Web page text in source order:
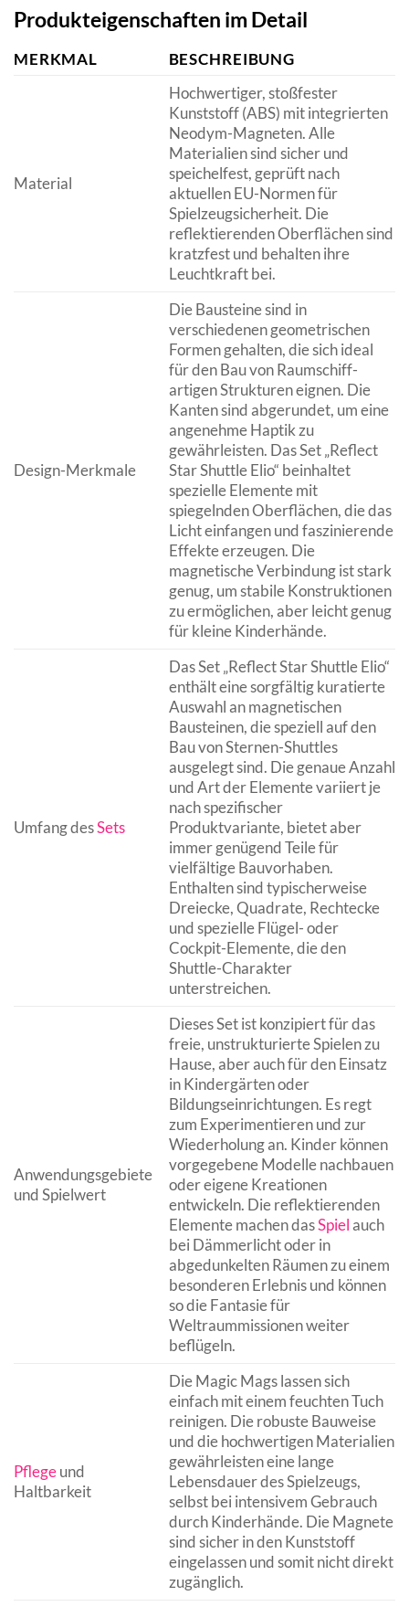
Produkteigenschaften im Detail
MERKMAL BESCHREIBUNG
Material
Hochwertiger, stoßfester
Kunststoff (ABS) mit integrierten
Neodym-Magneten. Alle
Materialien sind sicher und
speichelfest, geprüft nach
aktuellen EU-Normen für
Spielzeugsicherheit. Die
reflektierenden Oberflächen sind
kratzfest und behalten ihre
Leuchtkraft bei.
Design-Merkmale
Die Bausteine sind in
verschiedenen geometrischen
Formen gehalten, die sich ideal
für den Bau von Raumschiff-
artigen Strukturen eignen. Die
Kanten sind abgerundet, um eine
angenehme Haptik zu
gewährleisten. Das Set „Reflect
Star Shuttle Elio“ beinhaltet
spezielle Elemente mit
spiegelnden Oberflächen, die das
Licht einfangen und faszinierende
Effekte erzeugen. Die
magnetische Verbindung ist stark
genug, um stabile Konstruktionen
zu ermöglichen, aber leicht genug
für kleine Kinderhände.
Umfang desSets
Das Set „Reflect Star Shuttle Elio“
enthält eine sorgfältig kuratierte
Auswahl an magnetischen
Bausteinen, die speziell auf den
Bau von Sternen-Shuttles
ausgelegt sind. Die genaue Anzahl
und Art der Elemente variiert je
nach spezifischer
Produktvariante, bietet aber
immer genügend Teile für
vielfältige Bauvorhaben.
Enthalten sind typischerweise
Dreiecke, Quadrate, Rechtecke
und spezielle Flügel- oder
Cockpit-Elemente, die den
Shuttle-Charakter
unterstreichen.
Anwendungsgebiete
und Spielwert
Dieses Set ist konzipiert für das
freie, unstrukturierte Spielen zu
Hause, aber auch für den Einsatz
in Kindergärten oder
Bildungseinrichtungen. Es regt
zum Experimentieren und zur
Wiederholung an. Kinder können
vorgegebene Modelle nachbauen
oder eigene Kreationen
entwickeln. Die reflektierenden
Elemente machen dasSpielauch
bei Dämmerlicht oder in
abgedunkelten Räumen zu einem
besonderen Erlebnis und können
so die Fantasie für
Weltraummissionen weiter
beflügeln.
Pflegeund
Haltbarkeit
Die Magic Mags lassen sich
einfach mit einem feuchten Tuch
reinigen. Die robuste Bauweise
und die hochwertigen Materialien
gewährleisten eine lange
Lebensdauer des Spielzeugs,
selbst bei intensivem Gebrauch
durch Kinderhände. Die Magnete
sind sicher in den Kunststoff
eingelassen und somit nicht direkt
zugänglich.